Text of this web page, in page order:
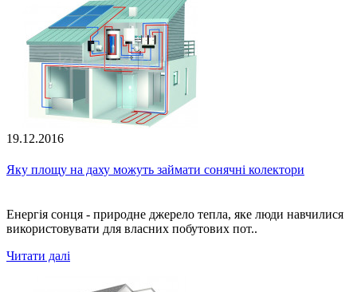
19.12.2016
Яку площу на даху можуть займати сонячні колектори
Енергія сонця - природне джерело тепла, яке люди навчилися
використовувати для власних побутових пот..
Читати далі